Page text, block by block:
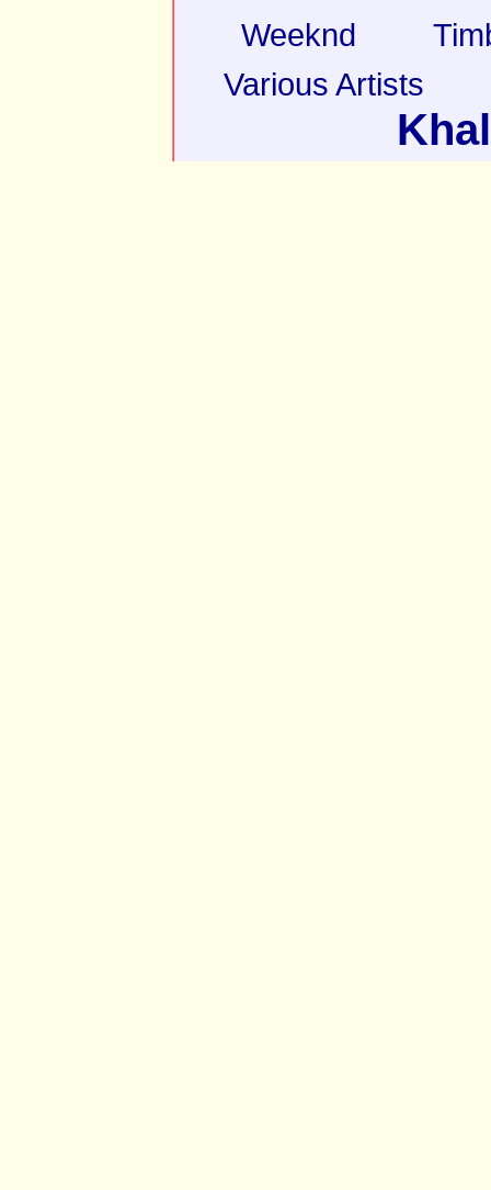
Weeknd
Various Artists